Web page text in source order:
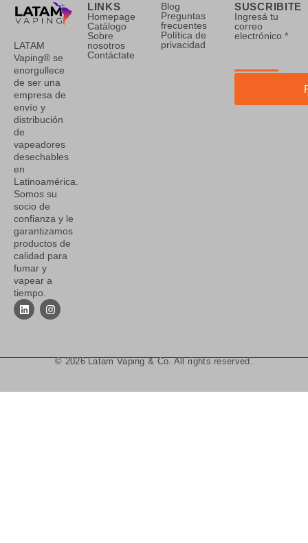
LATAM
Vaping® se
enorgullece
de ser una
empresa de
envío y
distribución
de
vapeadores
desechables
en
Latinoamérica.
Somos su
socio de
confianza y le
garantizamos
productos de
calidad para
fumar y
vapear a
tiempo.
LINKS
Homepage
Catálogo
Sobre
nosotros
Contáctate
Blog
Preguntas
frecuentes
Política de
privacidad
SUSCRIBITE
Ingresá tu
correo
electrónico *
© 2026 Latam Vaping & Co. All rights reserved.